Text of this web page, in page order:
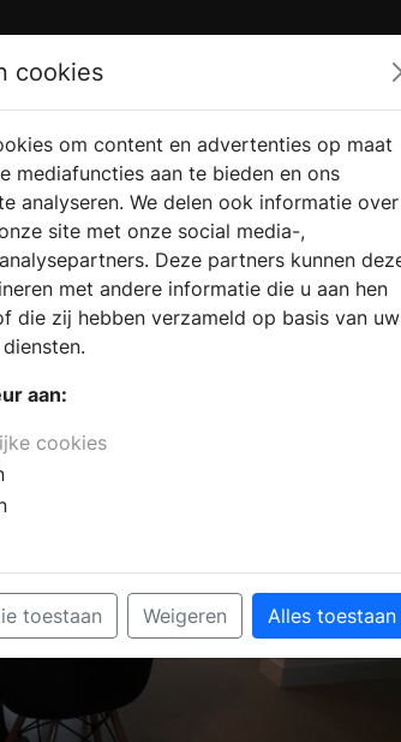
VERKOOPLOCATIE
VINDEN
WEBSHOP
cookies
om content en advertenties op maat
mediafuncties aan te bieden en ons
analyseren. We delen ook informatie over
site met onze social media-,
Deze partners kunnen
met andere informatie die u aan hen
die zij hebben verzameld op basis van uw
aan:
cookies
toestaan Weigeren Alles toestaan